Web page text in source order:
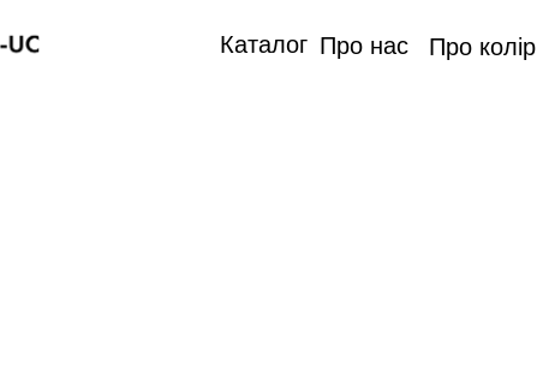
Каталог Про нас Про колір